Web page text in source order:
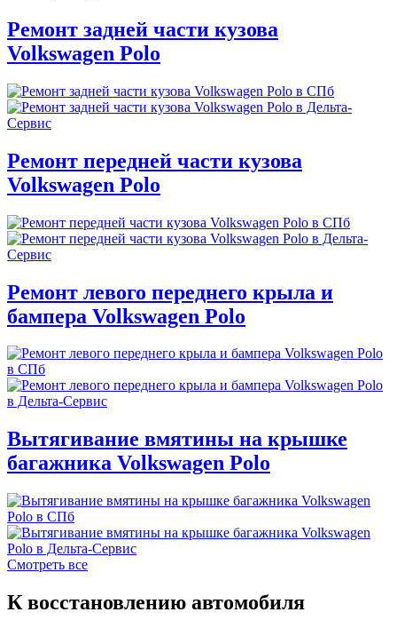
Ремонт задней части кузова
Volkswagen Polo
Ремонт передней части кузова
Volkswagen Polo
Ремонт левого переднего крыла и
бампера Volkswagen Polo
Вытягивание вмятины на крышке
багажника Volkswagen Polo
Смотреть все
К восстановлению автомобиля